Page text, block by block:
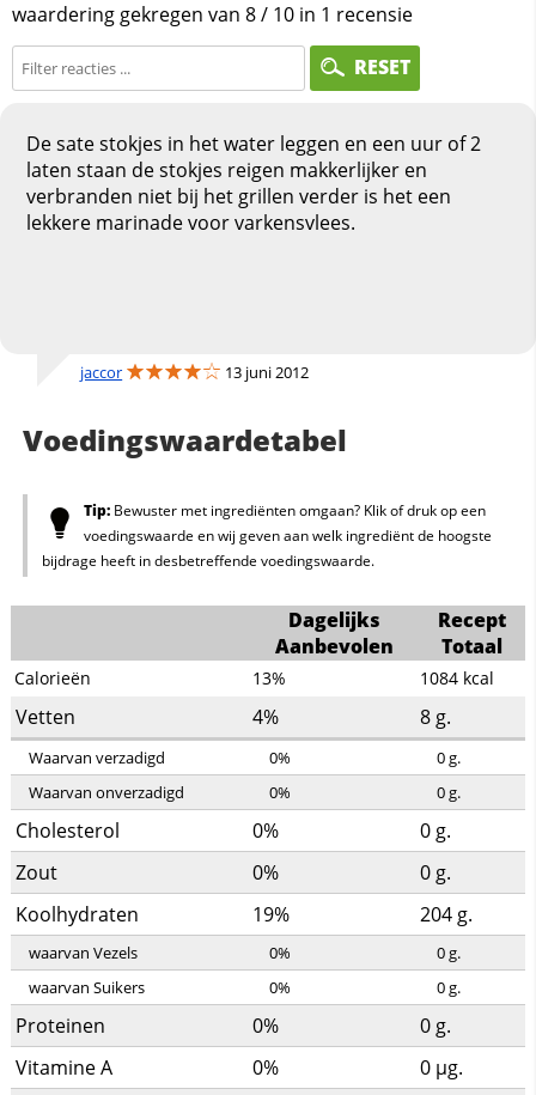
waardering gekregen van 8/ 10 in 1 recensie
RESET
De sate stokjes in het water leggen en een uur of 2
laten staan de stokjes reigen makkerlijker en
verbranden niet bij het grillen verder is het een
lekkere marinade voor varkensvlees.
jaccor 13 juni 2012
Voedingswaardetabel
Tip:Bewuster met ingrediënten omgaan? Klik of druk op een
voedingswaarde en wij geven aan welk ingrediënt de hoogste
bijdrage heeft in desbetreffende voedingswaarde.
Dagelijks
Aanbevolen
Recept
Totaal
Calorieën 13% 1084 kcal
Vetten 4% 8 g.
Waarvan verzadigd 0% 0g.
Waarvan onverzadigd
0% 0g.
Cholesterol 0% 0 g.
Zout
0% 0 g.
Koolhydraten
19% 204 g.
waarvan Vezels 0% 0g.
waarvan Suikers
0% 0g.
Proteinen 0% 0 g.
Vitamine A
0% 0 µg.